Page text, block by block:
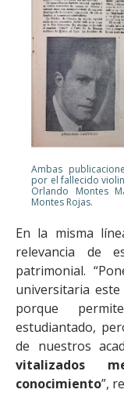
Ambas
por el fallecido
Orlando Montes
Montes Rojas.
En la misma
relevancia de
patrimonial.
universitaria
porque
estudiantado,
de nuestros
vitalizados
conocimiento”,